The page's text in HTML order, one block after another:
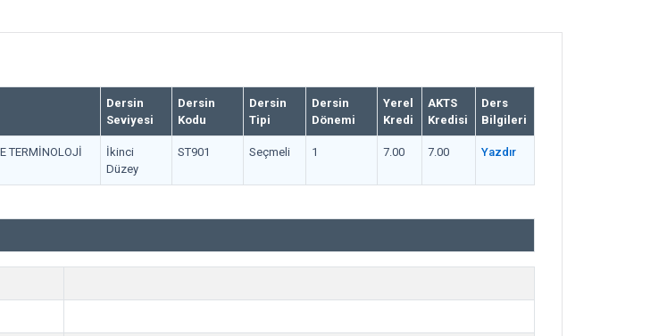
Dersin
Seviyesi
Dersin
Kodu
Dersin
Tipi
Dersin
Dönemi
Yerel
Kredi
AKTS
Kredisi
Ders
Bilgileri
TERMİNOLOJİ
İkinci
Düzey
ST901 Seçmeli 1 7.00 7.00 Yazdır